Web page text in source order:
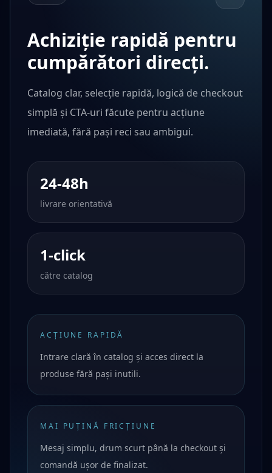
Achiziție rapidă pentru
cumpărători direcți.
Catalog clar, selecție rapidă, logică de checkout
simplă și CTA-uri făcute pentru acțiune
imediată, fără pași reci sau ambigui.
24-48h
livrare orientativă
1-click
către catalog
ACȚIUNE RAPIDĂ
Intrare clară în catalog și acces direct la
produse fără pași inutili.
MAI PUȚINĂ FRICȚIUNE
Mesaj simplu, drum scurt până la checkout și
comandă ușor de finalizat.